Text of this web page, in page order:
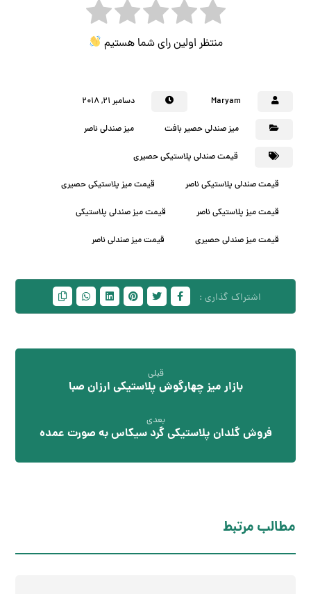
منتظر اولین رای شما هستیم
Maryam دسامبر ۲۱, ۲۰۱۸
میز صندلی حصیر بافت میز صندلی ناصر
قیمت صندلی پلاستیکی حصیری
قیمت صندلی پلاستیکی ناصر قیمت میز پلاستیکی حصیری
قیمت میز پلاستیکی ناصر قیمت میز صندلی پلاستیکی
قیمت میز صندلی حصیری قیمت میز صندلی ناصر
قبلی
بازار میز چهارگوش پلاستیکی ارزان صبا
بعدی
فروش گلدان پلاستیکی گرد سیکاس به صورت عمده
مطالب مرتبط